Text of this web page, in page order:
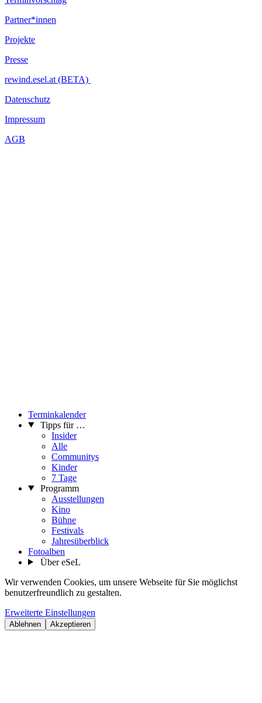
Partner*innen
Projekte
Presse
rewind.esel.at (BETA)
Datenschutz
Impressum
AGB
Terminkalender
Tipps für …
Insider
Alle
Communitys
Kinder
7 Tage
Programm
Ausstellungen
Kino
Bühne
Festivals
Jahresüberblick
Fotoalben
Über eSeL
Wir verwenden Cookies, um unsere Webseite für Sie möglichst
benutzerfreundlich zu gestalten.
Erweiterte Einstellungen
Ablehnen Akzeptieren